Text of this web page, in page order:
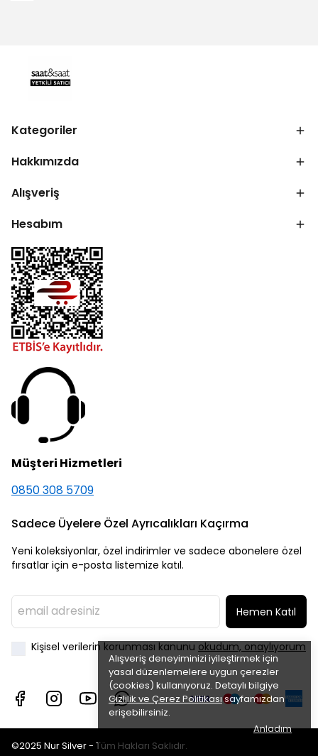
Alışveriş deneyiminizi iyileştirmek için
yasal düzenlemelere uygun çerezler
(cookies) kullanıyoruz. Detaylı bilgiye
Gizlilik ve Çerez Politikasısayfamızdan
erişebilirsiniz.
Anladım
Kategoriler
Hakkımızda
Alışveriş
Hesabım
Müşteri Hizmetleri
0850 308 5709
Sadece Üyelere Özel Ayrıcalıkları Kaçırma
Yeni koleksiyonlar, özel indirimler ve sadece abonelere özel
fırsatlar için e-posta listemize katıl.
Hemen Katıl
Kişisel verilerin korunması kanunu okudum, onaylıyorum
©2025 Nur Silver - Tüm Hakları Saklıdır.